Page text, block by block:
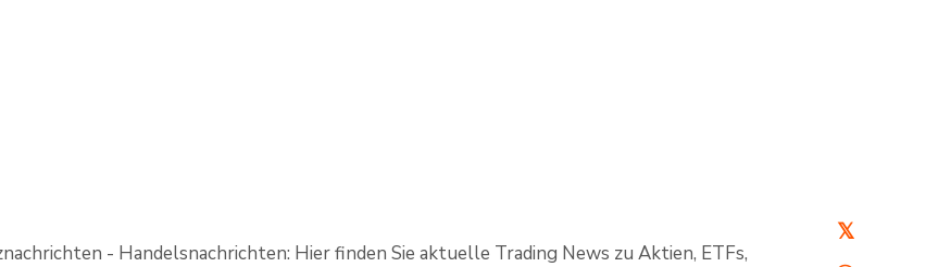
- Handelsnachrichten: Hier finden Sie aktuelle Trading News zu Aktien, ETFs,
𝕏